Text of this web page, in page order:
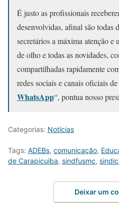
É justo as profissionais
desenvolvidas, afinal são todas
secretários a máxima atenção e
de olho e todas as novidades,
compartilhadas rapidamente
redes sociais e canais oficiais
WhatsApp“, pontua nosso
Categorias: Notícias
Tags: ADEBs, comunicação,
de Carapicuiba, sindfusmc,
Deixar um